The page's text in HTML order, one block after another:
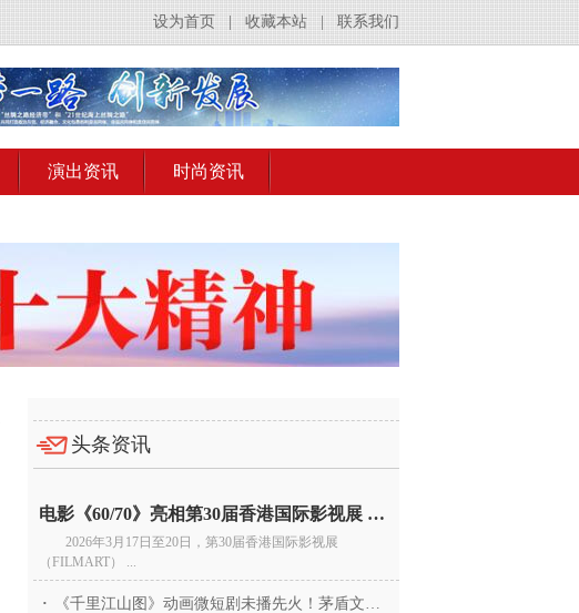
联系我们
收藏本站
设为首页
演出资讯 时尚资讯
头条资讯
电影《60/70》亮相第30届香港国际影视展 冲刺戛纳备
2026年3月17日至20日，第30届香港国际影视展
（FILMART） ...
·
《千里江山图》动画微短剧未播先火！茅盾文学奖IP首